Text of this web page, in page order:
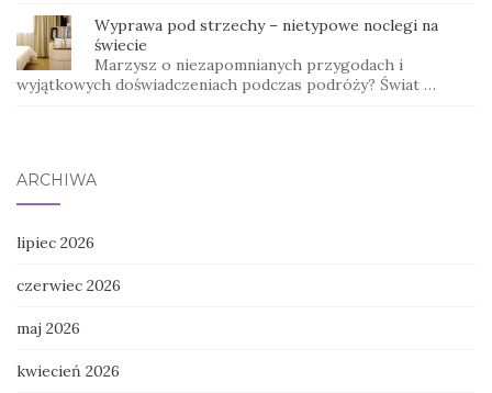
Wyprawa pod strzechy – nietypowe noclegi na
świecie
Marzysz o niezapomnianych przygodach i
wyjątkowych doświadczeniach podczas podróży? Świat …
ARCHIWA
lipiec 2026
czerwiec 2026
maj 2026
kwiecień 2026